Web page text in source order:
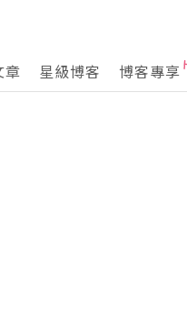
章 星級博客 博客專享